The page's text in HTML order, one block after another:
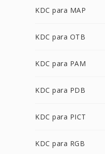
KDC para MAP
KDC para OTB
KDC para PAM
KDC para PDB
KDC para PICT
KDC para RGB